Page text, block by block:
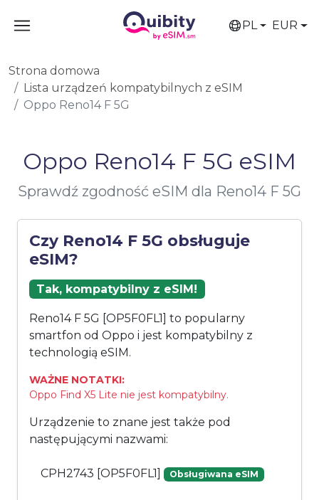
PL EUR
Strona domowa
Lista urządzeń kompatybilnych z eSIM
Oppo Reno14 F 5G
Oppo Reno14 F 5G eSIM
Sprawdź zgodność eSIM dla Reno14 F 5G
Czy Reno14 F 5G obsługuje
eSIM?
Tak, kompatybilny z eSIM!
Reno14 F 5G [OP5F0FL1] to popularny
smartfon od Oppo i jest kompatybilny z
technologią eSIM.
WAŻNE NOTATKI:
Oppo Find X5 Lite nie jest kompatybilny.
Urządzenie to znane jest także pod
następującymi nazwami:
CPH2743 [OP5F0FL1] Obsługiwana eSIM